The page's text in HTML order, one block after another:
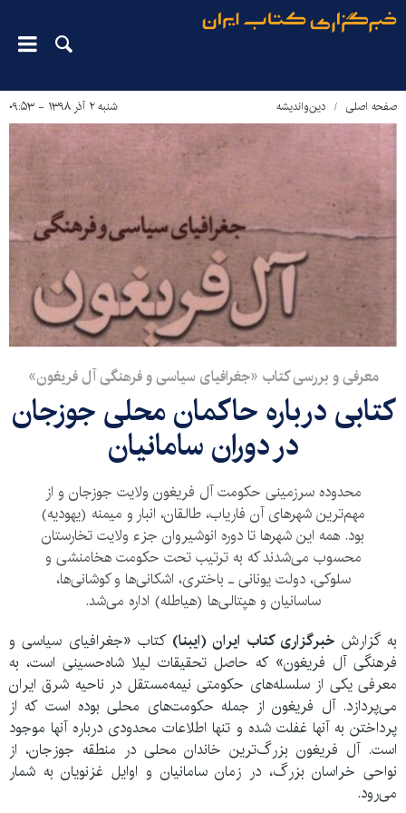
صفحه اصلی دین‌واندیشه شنبه ۲ آذر ۱۳۹۸ - ۰۹:۵۳
معرفی و بررسی کتاب «جغرافیای سیاسی و فرهنگی آل فریغون»
کتابی درباره حاکمان محلی جوزجان
در دوران سامانیان
محدوده سرزمینی حکومت آل فریغون ولایت جوزجان و از
مهم‌ترین شهرهای آن فاریاب، طالقان، انبار و میمنه (یهودیه)
بود. همه این شهرها تا دوره انوشیروان جزء ولایت تخارستان
محسوب می‌شدند که به ترتیب تحت حکومت هخامنشی و
سلوکی، دولت یونانی ـ باختری، اشکانی‌ها و کوشانی‌ها،
ساسانیان و هپتالی‌ها (هیاطله) اداره می‌شد.
به گزارش خبرگزاری کتاب ایران (ایبنا)کتاب «جغرافیای سیاسی و
فرهنگی آل فریغون» که حاصل تحقیقات لیلا شاه‌حسینی است، به
معرفی یکی از سلسله‌های حکومتی نیمه‌مستقل در ناحیه شرق ایران
می‌پردازد. آل فریغون از جمله حکومت‌های محلی بوده‌ است که از
پرداختن به آنها غفلت شده و تنها اطلاعات محدودی درباره آنها موجود
است. آل فریغون بزرگ‌ترین خاندان محلی در منطقه جوزجان، از
نواحی خراسان بزرگ، در زمان سامانیان و اوایل غزنویان به شمار
می‌رود.